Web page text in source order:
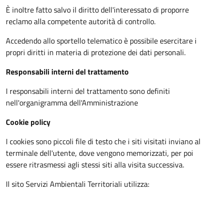
È inoltre fatto salvo il diritto dell'interessato di proporre
reclamo alla competente autorità di controllo.
Accedendo allo sportello telematico è possibile esercitare i
propri diritti in materia di protezione dei dati personali.
Responsabili interni del trattamento
I responsabili interni del trattamento sono definiti
nell'organigramma dell'Amministrazione
Cookie policy
I cookies sono piccoli file di testo che i siti visitati inviano al
terminale dell'utente, dove vengono memorizzati, per poi
essere ritrasmessi agli stessi siti alla visita successiva.
Il sito Servizi Ambientali Territoriali utilizza: